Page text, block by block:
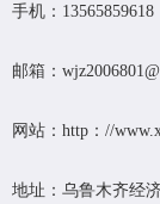
手机：13565859618
邮箱：
网站：http：//
地址：乌鲁木齐经